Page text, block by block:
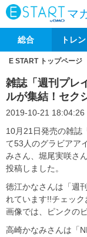
マ
総合 トレ
E START トップページ
雑誌「週刊プレ
ルが集結！セク
2019-10-21 18:04:26
10月21日発売の雑誌
て53人のグラビアア
みさん、堀尾実咲さ
投稿しました。
徳江かなさんは「週
れています!!チェッ
画像では、ピンクの
高崎かなみさんは「